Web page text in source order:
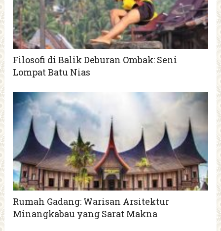
Filosofi di Balik Deburan Ombak: Seni
Lompat Batu Nias
Rumah Gadang: Warisan Arsitektur
Minangkabau yang Sarat Makna